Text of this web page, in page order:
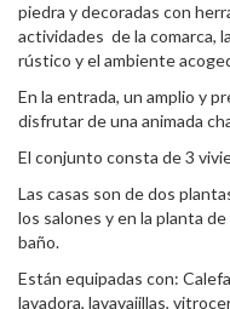
piedra y decoradas con
actividades de la comarca,
rústico y el ambiente
En la entrada, un amplio y
disfrutar de una animada
El conjunto consta de 3
Las casas son de dos
los salones y en la planta
baño.
Están equipadas con:
lavadora, lavavajillas,